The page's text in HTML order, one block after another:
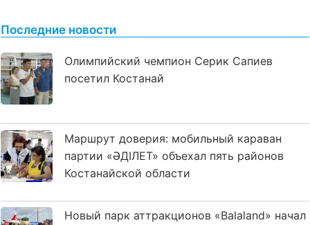
Последние новости
Олимпийский чемпион Серик Сапиев
посетил Костанай
Маршрут доверия: мобильный караван
партии «ӘДІЛЕТ» объехал пять районов
Костанайской области
Новый парк аттракционов «Balaland» начал